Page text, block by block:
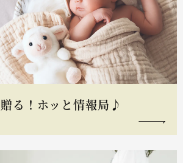
る！ホッと情報局♪